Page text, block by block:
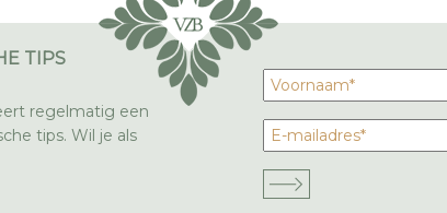
TIPS
regelmatig een
tips. Wil je als